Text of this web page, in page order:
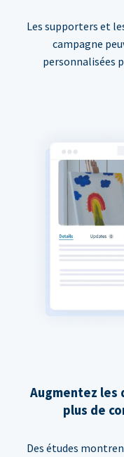
Les supporters et
campagne
personnalisées
Augmentez les
plus de
Des études